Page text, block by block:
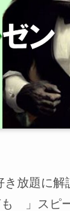
放題に解
」スピ